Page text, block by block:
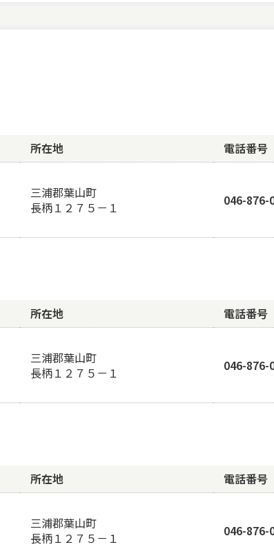
所を上位に表示する
所在地 電話番号
三浦郡葉山町
長柄１２７５－１
046-876-
所在地 電話番号
三浦郡葉山町
長柄１２７５－１
046-876-
所在地 電話番号
三浦郡葉山町
長柄１２７５－１
046-876-